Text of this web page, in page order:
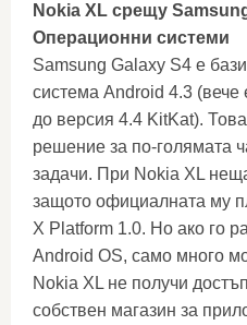
Nokia XL срещу
Операционни системи
Samsung Galaxy S4 е
система Android 4.3 (вече
до версия 4.4 KitKat).
решение за по-голямата
задачи. При Nokia XL
защото официалната му
X Platform 1.0. Но ако го
Android OS, само много
Nokia XL не получи
собствен магазин за